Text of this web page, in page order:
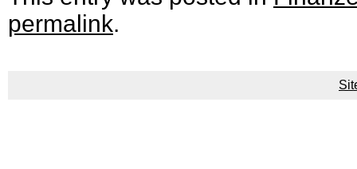
permalink.